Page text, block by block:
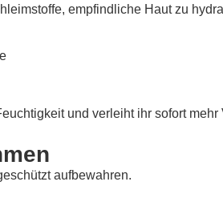
empfindliche Haut zu
und verleiht ihr sofort
aufbewahren.